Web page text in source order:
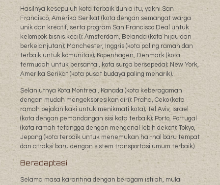
Hasilnya kesepuluh kota terbaik dunia itu, yakni San
Francisco, Amerika Serikat (kota dengan semangat warga
unik dan kreatif, serta program San Francisco Deal untuk
kelompok bisnis kecil); Amsterdam, Belanda (kota hijau dan
berkelanjutan); Manchester, Inggris (kota paling ramah dan
terbaik untuk komunitas); Kopenhagen, Denmark (kota
termudah untuk bersantai, kota surga bersepeda); New York,
Amerika Serikat (kota pusat budaya paling menarik).
Selanjutnya Kota Montreal, Kanada (kota keberagaman
dengan mudah mengekspresikan diri); Praha, Ceko (kota
ramah pejalan kaki untuk menikmati kota); Tel Aviv, Israel
(kota dengan pemandangan sisi kota terbaik); Porto, Portugal
(kota ramah tetangga dengan mengenal lebih dekat); Tokyo,
Jepang (kota terbaik untuk menemukan hal-hal baru tempat
dan atraksi baru dengan sistem transportasi umum terbaik).
Beradaptasi
Selama masa karantina dengan beragam istilah, mulai